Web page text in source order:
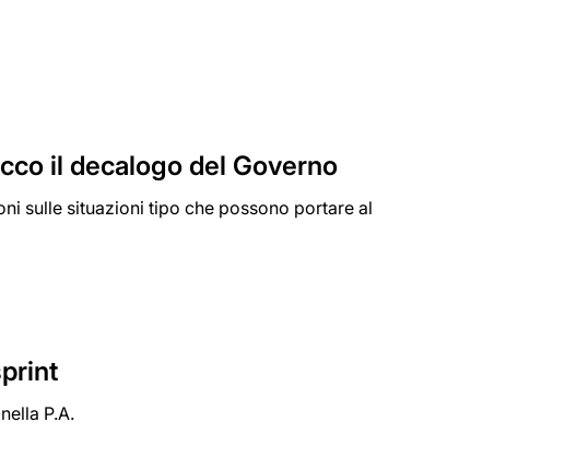
il decalogo del Governo
sulle situazioni tipo che possono portare al
P.A.